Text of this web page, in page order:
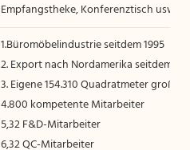
Empfangstheke, Konferenztisch usw.
1.Büromöbelindustrie seitdem 1995
2. Export nach Nordamerika seitdem
3. Eigene 154.310 Quadratmeter große
4.800 kompetente Mitarbeiter
5,32 F&D-Mitarbeiter
6,32 QC-Mitarbeiter